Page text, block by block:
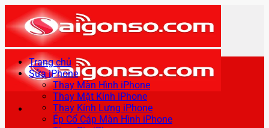
qua
nội
dung
Trang chủ
Sửa iPhone
Thay Màn Hình iPhone
Thay Mặt Kính iPhone
Thay Kính Lưng iPhone
Ép Cổ Cáp Màn Hình iPhone